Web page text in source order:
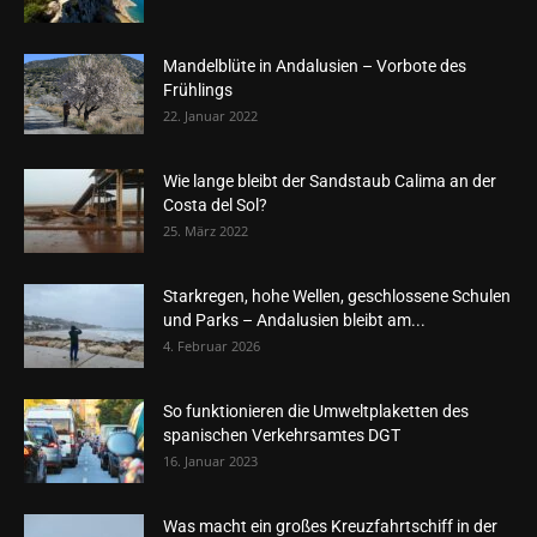
Mandelblüte in Andalusien – Vorbote des
Frühlings
22. Januar 2022
Wie lange bleibt der Sandstaub Calima an der
Costa del Sol?
25. März 2022
Starkregen, hohe Wellen, geschlossene Schulen
und Parks – Andalusien bleibt am...
4. Februar 2026
So funktionieren die Umweltplaketten des
spanischen Verkehrsamtes DGT
16. Januar 2023
Was macht ein großes Kreuzfahrtschiff in der